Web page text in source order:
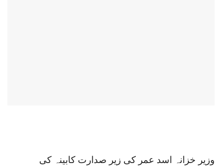
وزیر خزانہ اسد عمر کی زیر صدارت کابینہ کی